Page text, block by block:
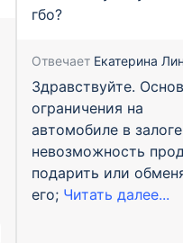
гбо?
Отвечает Екатерина
Здравствуйте.
ограничения на
автомобиле в
невозможность
подарить или
его; Читать далее...